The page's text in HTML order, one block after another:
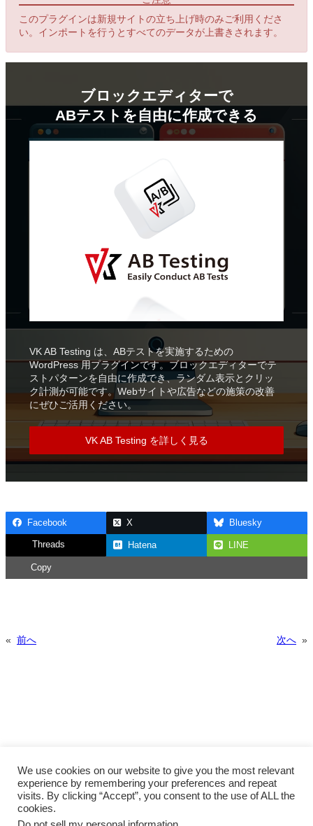
このプラグインは新規サイトの立ち上げ時のみご利用くださ
い。インポートを行うとすべてのデータが上書きされます。
ブロックエディターで
ABテストを自由に作成できる
VK AB Testing は、ABテストを実施するための
WordPress 用プラグインです。ブロックエディターでテ
ストパターンを自由に作成でき、ランダム表示とクリッ
ク計測が可能です。Webサイトや広告などの施策の改善
にぜひご活用ください。
VK AB Testing を詳しく見る
Facebook X Bluesky
Threads Hatena LINE
Copy
« 前へ 次へ »
We use cookies on our website to give you the most relevant
experience by remembering your preferences and repeat
visits. By clicking “Accept”, you consent to the use of ALL the
cookies.